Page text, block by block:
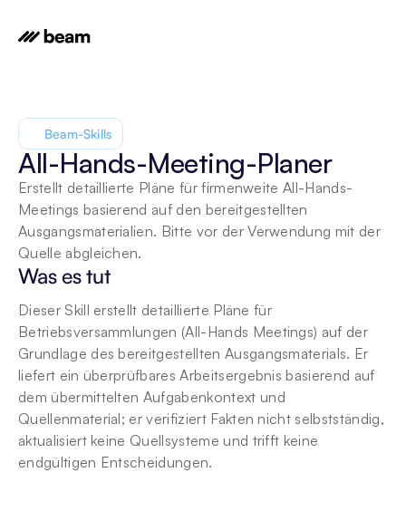
Beam-Skills
All-Hands-Meeting-Planer
Erstellt detaillierte Pläne für firmenweite All-Hands-
Meetings basierend auf den bereitgestellten
Ausgangsmaterialien. Bitte vor der Verwendung mit der
Quelle abgleichen.
Was es tut
Dieser Skill erstellt detaillierte Pläne für
Betriebsversammlungen (All-Hands Meetings) auf der
Grundlage des bereitgestellten Ausgangsmaterials. Er
liefert ein überprüfbares Arbeitsergebnis basierend auf
dem übermittelten Aufgabenkontext und
Quellenmaterial; er verifiziert Fakten nicht selbstständig,
aktualisiert keine Quellsysteme und trifft keine
endgültigen Entscheidungen.